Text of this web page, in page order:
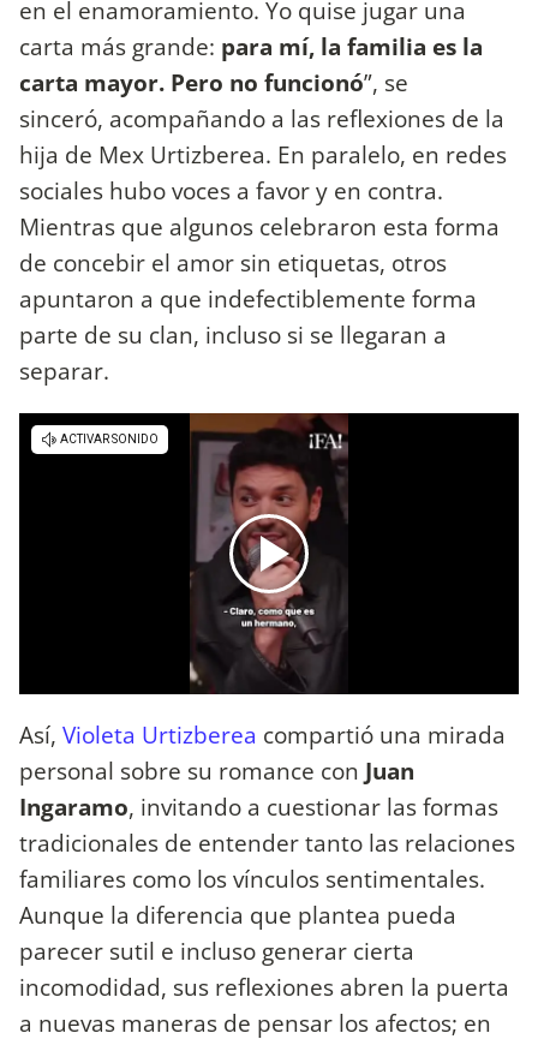
en el enamoramiento. Yo quise jugar una
carta más grande: para mí, la familia es la
carta mayor. Pero no funcionó”, se
sinceró, acompañando a las reflexiones de la
hija de Mex Urtizberea. En paralelo, en redes
sociales hubo voces a favor y en contra.
Mientras que algunos celebraron esta forma
de concebir el amor sin etiquetas, otros
apuntaron a que indefectiblemente forma
parte de su clan, incluso si se llegaran a
separar.
Así, Violeta Urtizberea compartió una mirada
personal sobre su romance con Juan
Ingaramo, invitando a cuestionar las formas
tradicionales de entender tanto las relaciones
familiares como los vínculos sentimentales.
Aunque la diferencia que plantea pueda
parecer sutil e incluso generar cierta
incomodidad, sus reflexiones abren la puerta
a nuevas maneras de pensar los afectos; en